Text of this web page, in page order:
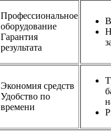
Профессиональное
оборудование
Гарантия
результата
Экономия средств
Удобство по
времени